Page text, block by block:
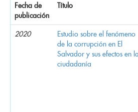
Fecha de
publicación
Título
2020
Estudio sobre el fenómeno
de la corrupción en El
Salvador y sus efectos en la
ciudadanía